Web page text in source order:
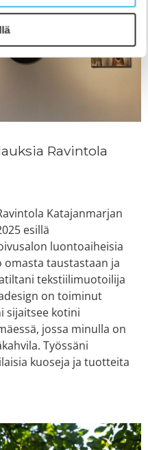
Ravintola
Katajanmarjan
esillä
luontoaiheisia
omasta taustastaan ja
tekstiilimuotoilija
on toiminut
sijaitsee kotini
jossa minulla on
Työssäni
kuoseja ja tuotteita